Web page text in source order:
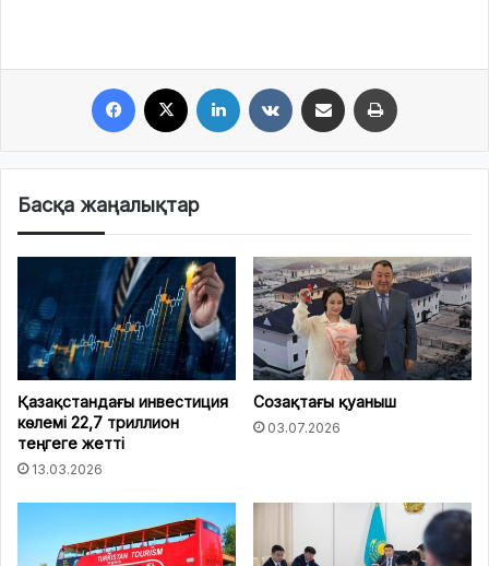
Басқа жаңалықтар
Қазақстандағы инвестиция
көлемі 22,7 триллион
теңгеге жетті
13.03.2026
Созақтағы қуаныш
03.07.2026